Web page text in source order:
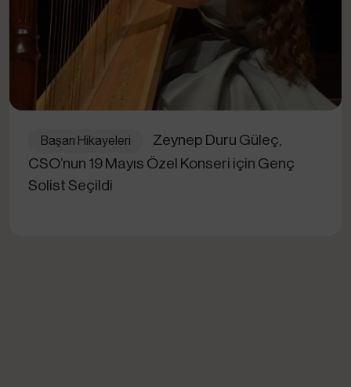
Başarı Hikayeleri
Zeynep Duru Güleç,
CSO’nun 19 Mayıs Özel Konseri için Genç
Solist Seçildi